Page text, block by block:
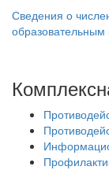
Сведения о